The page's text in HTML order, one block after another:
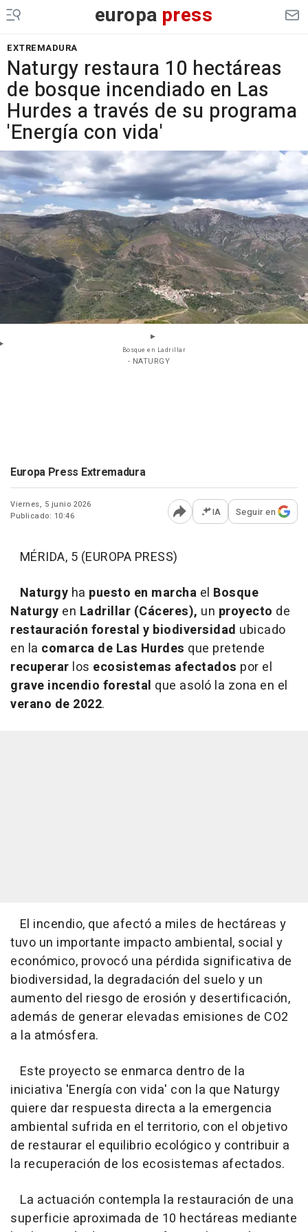
europa press
EXTREMADURA
Naturgy restaura 10 hectáreas
de bosque incendiado en Las
Hurdes a través de su programa
'Energía con vida'
Bosque en Ladrillar
- NATURGY
Europa Press Extremadura
Viernes, 5 junio 2026
Publicado: 10:46
Abrir opciones para
IA Seguir en
MÉRIDA, 5 (EUROPA PRESS)
Naturgy ha puesto en marcha el Bosque
Naturgy en Ladrillar (Cáceres), un proyecto de
restauración forestal y biodiversidad ubicado
en la comarca de Las Hurdes que pretende
recuperar los ecosistemas afectados por el
grave incendio forestal que asoló la zona en el
verano de 2022.
El incendio, que afectó a miles de hectáreas y
tuvo un importante impacto ambiental, social y
económico, provocó una pérdida significativa de
biodiversidad, la degradación del suelo y un
aumento del riesgo de erosión y desertificación,
además de generar elevadas emisiones de CO2
a la atmósfera.
Este proyecto se enmarca dentro de la
iniciativa 'Energía con vida' con la que Naturgy
quiere dar respuesta directa a la emergencia
ambiental sufrida en el territorio, con el objetivo
de restaurar el equilibrio ecológico y contribuir a
la recuperación de los ecosistemas afectados.
La actuación contempla la restauración de una
superficie aproximada de 10 hectáreas mediante